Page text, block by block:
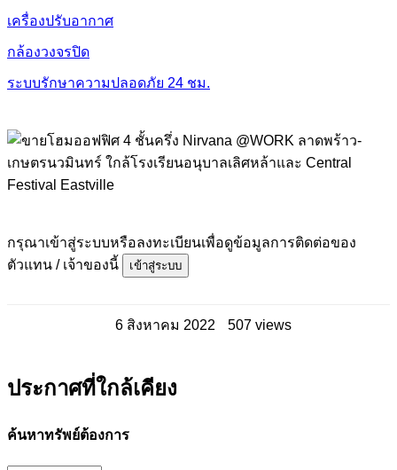
เครื่องปรับอากาศ
กล้องวงจรปิด
ระบบรักษาความปลอดภัย 24 ชม.
กรุณาเข้าสู่ระบบหรือลงทะเบียนเพื่อดูข้อมูลการติดต่อของ
ตัวแทน / เจ้าของนี้
เข้าสู่ระบบ
6 สิงหาคม 2022 507 views
ประกาศที่ใกล้เคียง
ค้นหาทรัพย์ต้องการ